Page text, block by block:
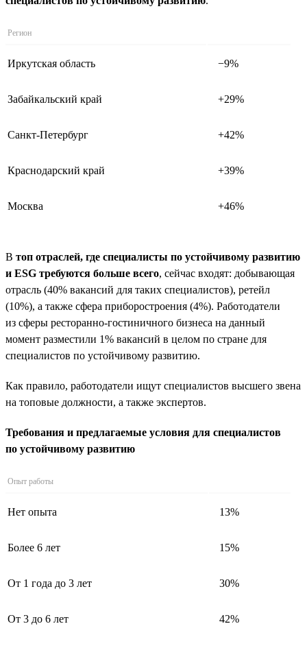
Регион
Иркутская область −9%
Забайкальский край +29%
Санкт-Петербург +42%
Краснодарский край +39%
Москва +46%
В топ отраслей, где специалисты по устойчивому развитию
и ESG требуются больше всего, сейчас входят: добывающая
отрасль (40% вакансий для таких специалистов), ретейл
(10%), а также сфера приборостроения (4%). Работодатели
из сферы ресторанно-гостиничного бизнеса на данный
момент разместили 1% вакансий в целом по стране для
специалистов по устойчивому развитию.
Как правило, работодатели ищут специалистов высшего звена
на топовые должности, а также экспертов.
Требования и предлагаемые условия для специалистов
по устойчивому развитию
Опыт работы
Нет опыта 13%
Более 6 лет 15%
От 1 года до 3 лет 30%
От 3 до 6 лет 42%